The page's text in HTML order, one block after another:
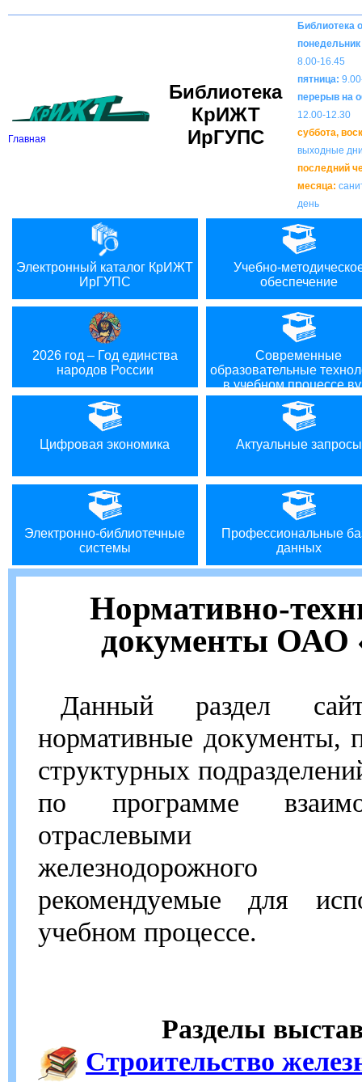
Версия для слабовидящих: Вкл Изображения:
Главная
Библиотека
КрИЖТ
ИрГУПС
Библиотека
понедельник
8.00-16.45
пятница:
перерыв на
12.00-12.30
суббота,
выходные
последний
месяца:
день
Электронный каталог КрИЖТ
ИрГУПС
Учебно-
обеспечение
2026 год – Год единства
народов России
Современные
образовательные
в учебном процессе
Цифровая экономика Актуальные запросы
Электронно-библиотечные
системы
Профессиональные
данных
Нормативно-
документы
Данный раздел
нормативные документы,
структурных
по программе
отраслевыми
железнодорожного
рекомендуемые для
учебном процессе.
Разделы
Строительство